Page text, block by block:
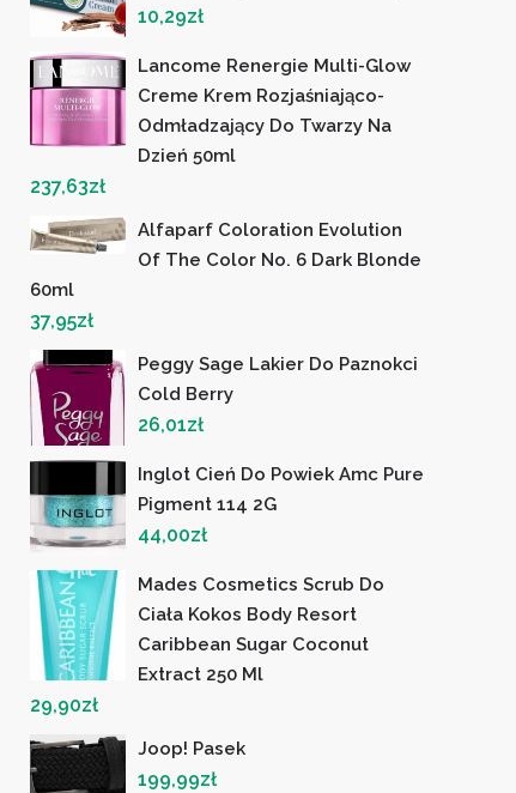
10,29zł
Lancome Renergie Multi-Glow
Creme Krem Rozjaśniająco-
Odmładzający Do Twarzy Na
Dzień 50ml
237,63zł
Alfaparf Coloration Evolution
Of The Color No. 6 Dark Blonde
60ml
37,95zł
Peggy Sage Lakier Do Paznokci
Cold Berry
26,01zł
Inglot Cień Do Powiek Amc Pure
Pigment 114 2G
44,00zł
Mades Cosmetics Scrub Do
Ciała Kokos Body Resort
Caribbean Sugar Coconut
Extract 250 Ml
29,90zł
Joop! Pasek
199,99zł